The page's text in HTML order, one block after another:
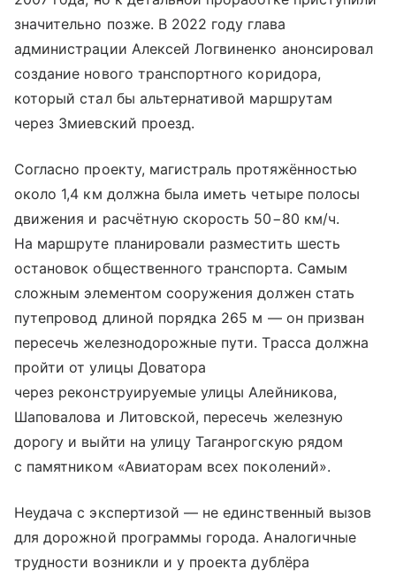
значительно позже. В 2022 году глава
администрации Алексей Логвиненко анонсировал
создание нового транспортного коридора,
который стал бы альтернативой маршрутам
через Змиевский проезд.
Согласно проекту, магистраль протяжённостью
около 1,4 км должна была иметь четыре полосы
движения и расчётную скорость 50−80 км/ч.
На маршруте планировали разместить шесть
остановок общественного транспорта. Самым
сложным элементом сооружения должен стать
путепровод длиной порядка 265 м — он призван
пересечь железнодорожные пути. Трасса должна
пройти от улицы Доватора
через реконструируемые улицы Алейникова,
Шаповалова и Литовской, пересечь железную
дорогу и выйти на улицу Таганрогскую рядом
с памятником «Авиаторам всех поколений».
Неудача с экспертизой — не единственный вызов
для дорожной программы города. Аналогичные
трудности возникли и у проекта дублёра